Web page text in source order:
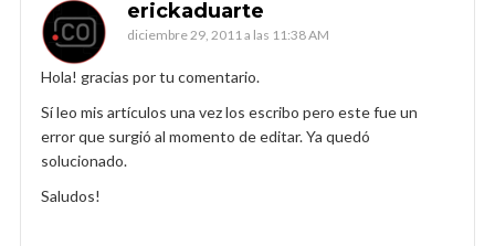
erickaduarte
diciembre 29, 2011 a las 11:38 AM
Hola! gracias por tu comentario.
Sí leo mis artículos una vez los escribo pero este fue un
error que surgió al momento de editar. Ya quedó
solucionado.
Saludos!